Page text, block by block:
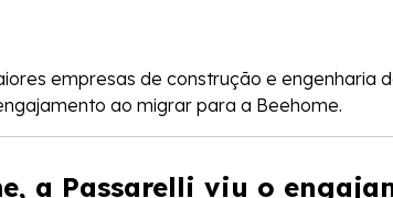
empresas de construção e engenharia
ao migrar para a Beehome.
a Passarelli viu o